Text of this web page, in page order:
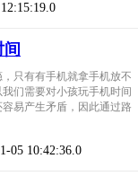
只有有手机就拿手机放不
们需要对小孩玩手机时间
易产生矛盾，因此通过路
05 10:42:36.0